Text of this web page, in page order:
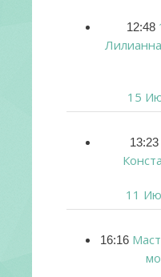
12:48
15
13:23
11
16:16